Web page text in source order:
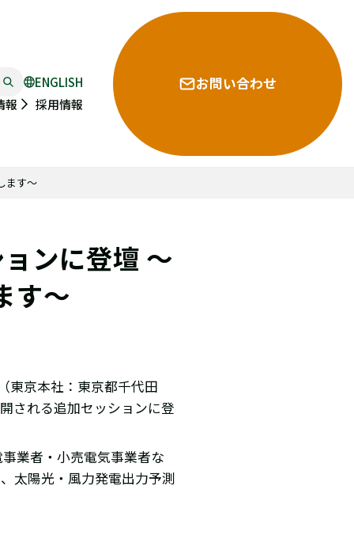
ENGLISH
報
採用情報
お問い合わせ
ます～
ンに登壇 ～
す～
東京本社：東京都千代田
される追加セッションに登
業者・小売電気事業者な
太陽光・風力発電出力予測